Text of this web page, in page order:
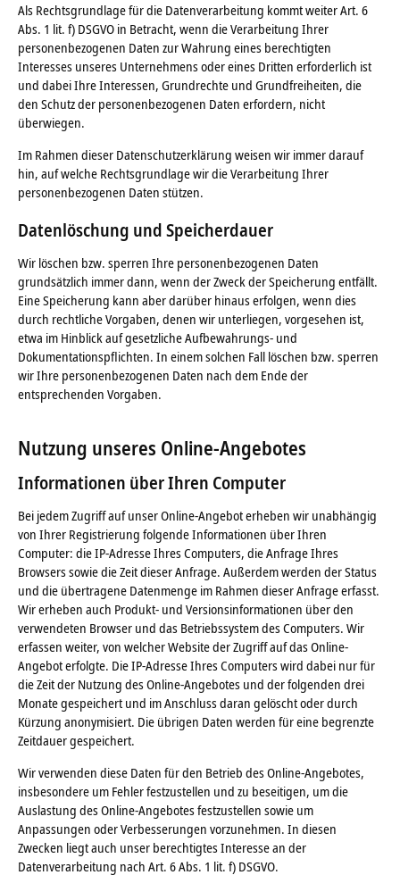
Als Rechtsgrundlage für die Datenverarbeitung kommt weiter Art. 6
Abs. 1 lit. f) DSGVO in Betracht, wenn die Verarbeitung Ihrer
personenbezogenen Daten zur Wahrung eines berechtigten
Interesses unseres Unternehmens oder eines Dritten erforderlich ist
und dabei Ihre Interessen, Grundrechte und Grundfreiheiten, die
den Schutz der personenbezogenen Daten erfordern, nicht
überwiegen.
Im Rahmen dieser Datenschutzerklärung weisen wir immer darauf
hin, auf welche Rechtsgrundlage wir die Verarbeitung Ihrer
personenbezogenen Daten stützen.
Datenlöschung und Speicherdauer
Wir löschen bzw. sperren Ihre personenbezogenen Daten
grundsätzlich immer dann, wenn der Zweck der Speicherung entfällt.
Eine Speicherung kann aber darüber hinaus erfolgen, wenn dies
durch rechtliche Vorgaben, denen wir unterliegen, vorgesehen ist,
etwa im Hinblick auf gesetzliche Aufbewahrungs- und
Dokumentationspflichten. In einem solchen Fall löschen bzw. sperren
wir Ihre personenbezogenen Daten nach dem Ende der
entsprechenden Vorgaben.
Nutzung unseres Online-Angebotes
Informationen über Ihren Computer
Bei jedem Zugriff auf unser Online-Angebot erheben wir unabhängig
von Ihrer Registrierung folgende Informationen über Ihren
Computer: die IP-Adresse Ihres Computers, die Anfrage Ihres
Browsers sowie die Zeit dieser Anfrage. Außerdem werden der Status
und die übertragene Datenmenge im Rahmen dieser Anfrage erfasst.
Wir erheben auch Produkt- und Versionsinformationen über den
verwendeten Browser und das Betriebssystem des Computers. Wir
erfassen weiter, von welcher Website der Zugriff auf das Online-
Angebot erfolgte. Die IP-Adresse Ihres Computers wird dabei nur für
die Zeit der Nutzung des Online-Angebotes und der folgenden drei
Monate gespeichert und im Anschluss daran gelöscht oder durch
Kürzung anonymisiert. Die übrigen Daten werden für eine begrenzte
Zeitdauer gespeichert.
Wir verwenden diese Daten für den Betrieb des Online-Angebotes,
insbesondere um Fehler festzustellen und zu beseitigen, um die
Auslastung des Online-Angebotes festzustellen sowie um
Anpassungen oder Verbesserungen vorzunehmen. In diesen
Zwecken liegt auch unser berechtigtes Interesse an der
Datenverarbeitung nach Art. 6 Abs. 1 lit. f) DSGVO.